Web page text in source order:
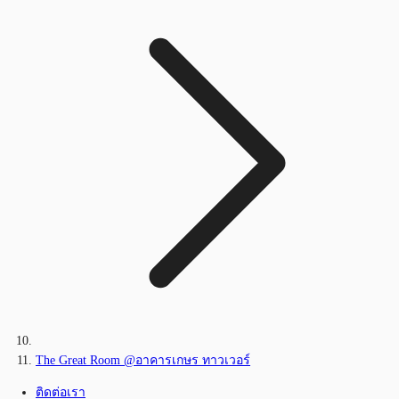
The Great Room @อาคารเกษร ทาวเวอร์
ติดต่อเรา